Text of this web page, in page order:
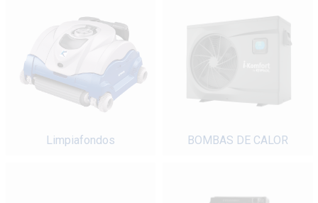
Limpiafondos BOMBAS DE CALOR